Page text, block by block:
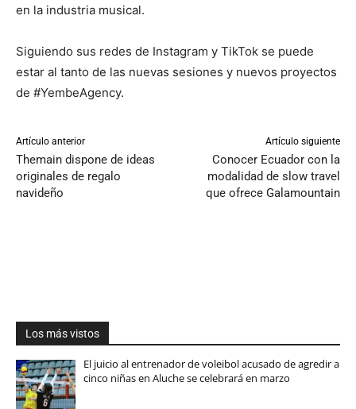
en la industria musical.
Siguiendo sus redes de Instagram y TikTok se puede
estar al tanto de las nuevas sesiones y nuevos proyectos
de #YembeAgency.
Artículo anterior
Themain dispone de ideas
originales de regalo
navideño
Artículo siguiente
Conocer Ecuador con la
modalidad de slow travel
que ofrece Galamountain
Los más vistos
El juicio al entrenador de voleibol acusado de agredir a
cinco niñas en Aluche se celebrará en marzo